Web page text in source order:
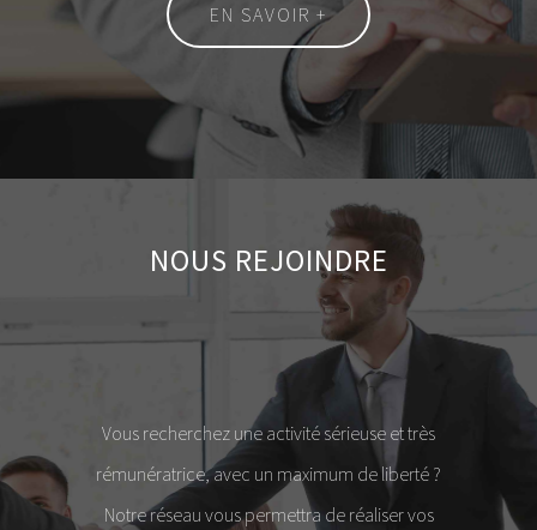
EN SAVOIR +
NOUS REJOINDRE
Vous recherchez une activité sérieuse et très
rémunératrice, avec un maximum de liberté ?
Notre réseau vous permettra de réaliser vos